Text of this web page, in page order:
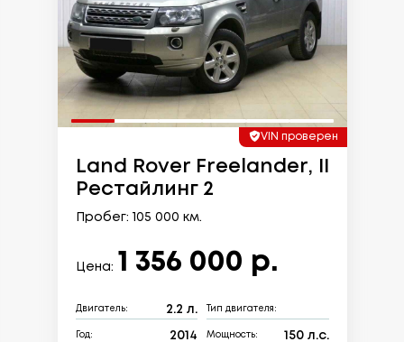
VIN проверен
Land Rover Freelander, II
Рестайлинг 2
Пробег: 105 000 км.
Цена: 1 356 000 р.
Двигатель: 2.2 л. Тип двигателя:
Год: 2014 Мощность: 150 л.с.